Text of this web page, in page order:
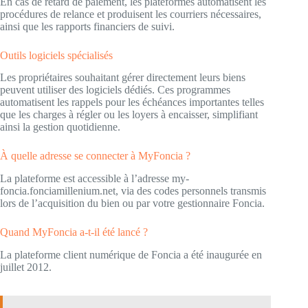
procédures de relance et produisent les courriers nécessaires,
ainsi que les rapports financiers de suivi.
Outils logiciels spécialisés
Les propriétaires souhaitant gérer directement leurs biens
peuvent utiliser des logiciels dédiés. Ces programmes
automatisent les rappels pour les échéances importantes telles
que les charges à régler ou les loyers à encaisser, simplifiant
ainsi la gestion quotidienne.
À quelle adresse se connecter à MyFoncia ?
La plateforme est accessible à l’adresse my-
foncia.fonciamillenium.net, via des codes personnels transmis
lors de l’acquisition du bien ou par votre gestionnaire Foncia.
Quand MyFoncia a-t-il été lancé ?
La plateforme client numérique de Foncia a été inaugurée en
juillet 2012.